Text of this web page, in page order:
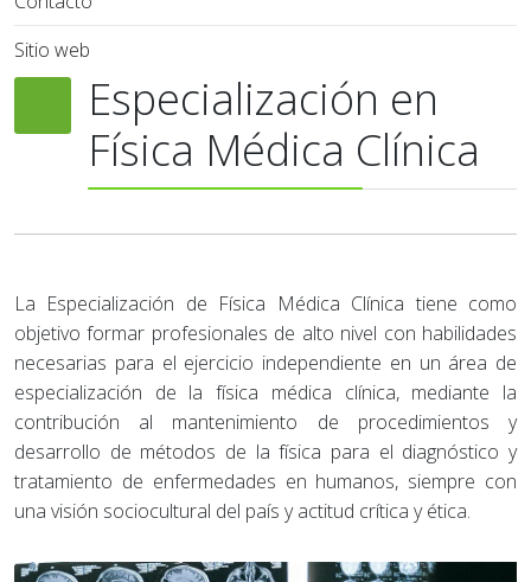
Sitio web
Especialización en
Física Médica Clínica
La Especialización de Física Médica Clínica tiene como
objetivo formar profesionales de alto nivel con habilidades
necesarias para el ejercicio independiente en un área de
especialización de la física médica clínica, mediante la
contribución al mantenimiento de procedimientos y
desarrollo de métodos de la física para el diagnóstico y
tratamiento de enfermedades en humanos, siempre con
una visión sociocultural del país y actitud crítica y ética.